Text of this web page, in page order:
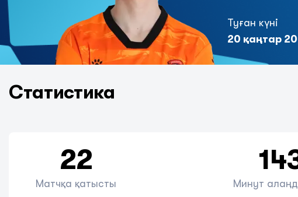
Туған күні
20 қаңтар
Статистика
22
Матчқа қатысты Минут